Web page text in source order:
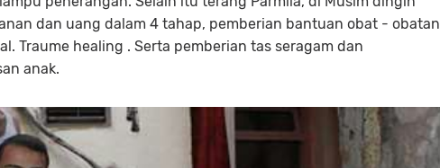
dan uang dalam 4 tahap, pemberian bantuan obat - obatan
Traume healing . Serta pemberian tas seragam dan
anak.